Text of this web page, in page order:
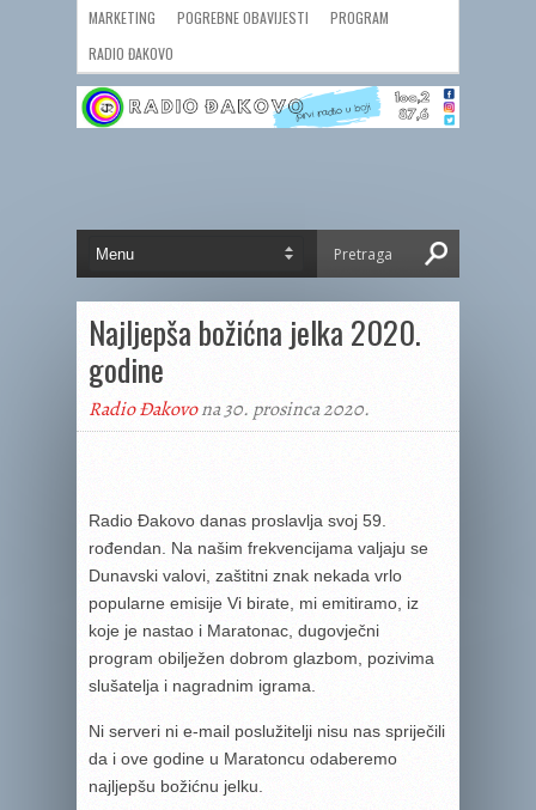
MARKETING POGREBNE OBAVIJESTI
PROGRAM
RADIO ĐAKOVO
Najljepša božićna jelka 2020.
godine
Radio Đakovona 30. prosinca 2020.
Radio Đakovo danas proslavlja svoj 59.
rođendan. Na našim frekvencijama valjaju se
Dunavski valovi, zaštitni znak nekada vrlo
popularne emisije Vi birate, mi emitiramo, iz
koje je nastao i Maratonac, dugovječni
program obilježen dobrom glazbom, pozivima
slušatelja i nagradnim igrama.
Ni serveri ni e-mail poslužitelji nisu nas spriječili
da i ove godine u Maratoncu odaberemo
najljepšu božićnu jelku.